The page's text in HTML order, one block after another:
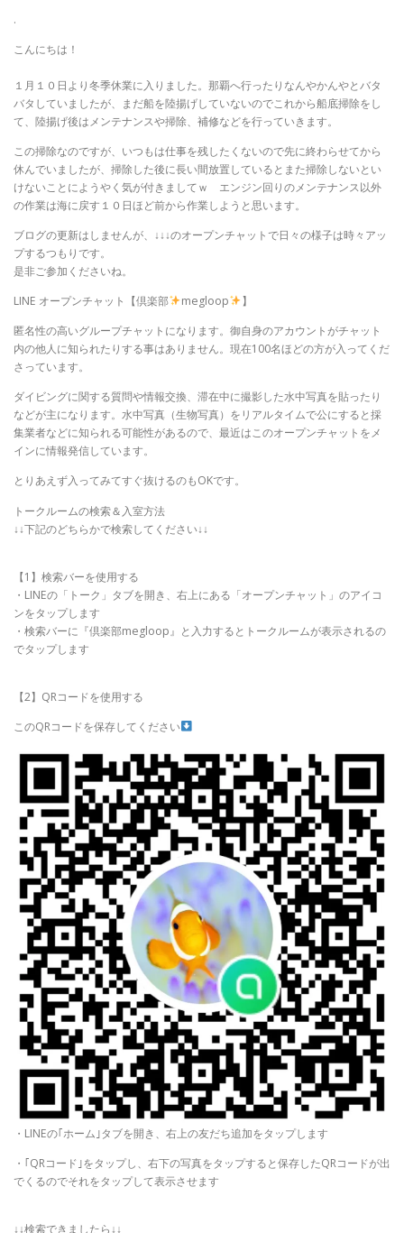
.
こんにちは！
１月１０日より冬季休業に入りました。那覇へ行ったりなんやかんやとバタ
バタしていましたが、まだ船を陸揚げしていないのでこれから船底掃除をし
て、陸揚げ後はメンテナンスや掃除、補修などを行っていきます。
この掃除なのですが、いつもは仕事を残したくないので先に終わらせてから
休んでいましたが、掃除した後に長い間放置しているとまた掃除しないとい
けないことにようやく気が付きましてｗ エンジン回りのメンテナンス以外
の作業は海に戻す１０日ほど前から作業しようと思います。
ブログの更新はしませんが、↓↓↓のオープンチャットで日々の様子は時々アッ
プするつもりです。
是非ご参加くださいね。
LINE オープンチャット【倶楽部
megloop
】
匿名性の高いグループチャットになります。御自身のアカウントがチャット
内の他人に知られたりする事はありません。現在100名ほどの方が入ってくだ
さっています。
ダイビングに関する質問や情報交換、滞在中に撮影した水中写真を貼ったり
などが主になります。水中写真（生物写真）をリアルタイムで公にすると採
集業者などに知られる可能性があるので、最近はこのオープンチャットをメ
インに情報発信しています。
とりあえず入ってみてすぐ抜けるのもOKです。
トークルームの検索＆入室方法
↓↓下記のどちらかで検索してください↓↓
【1】検索バーを使用する
・LINEの「トーク」タブを開き、右上にある「オープンチャット」のアイコ
ンをタップします
・検索バーに『倶楽部megloop』と入力するとトークルームが表示されるの
でタップします
【2】QRコードを使用する
このQRコードを保存してください
・LINEの｢ホーム｣タブを開き、右上の友だち追加をタップします
・｢QRコード｣をタップし、右下の写真をタップすると保存したQRコードが出
でくるのでそれをタップして表示させます
↓↓検索できましたら↓↓